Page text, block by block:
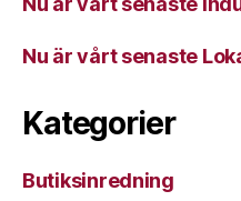
Nu är vårt senaste
Kategorier
Butiksinredning